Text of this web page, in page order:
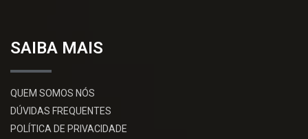
SAIBA MAIS
QUEM SOMOS NÓS
DÚVIDAS FREQUENTES
POLÍTICA DE PRIVACIDADE